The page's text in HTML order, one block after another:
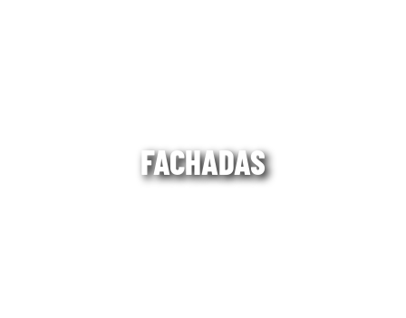
FACHADAS